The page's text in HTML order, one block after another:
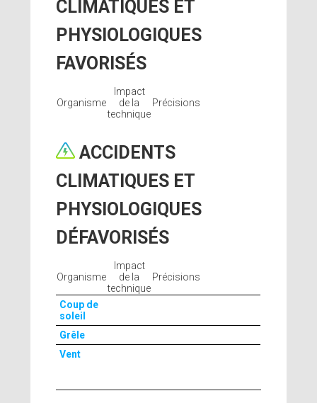
CLIMATIQUES ET
PHYSIOLOGIQUES
FAVORISÉS
Organisme
Impact
de la
technique
Précisions
ACCIDENTS
CLIMATIQUES ET
PHYSIOLOGIQUES
DÉFAVORISÉS
Organisme
Impact
de la
technique
Précisions
Coup de
soleil
Grêle
Vent